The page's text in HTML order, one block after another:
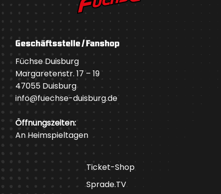
Geschäftsstelle / Fanshop
Füchse Duisburg
Margaretenstr. 17 – 19
47055 Duisburg
info@fuechse-duisburg.de
Öffnungszeiten:
An Heimspieltagen
Ticket-Shop
Sprade.TV